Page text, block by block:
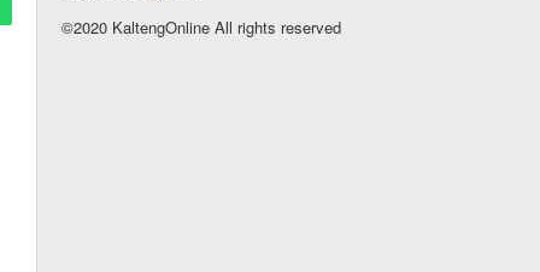
©2020 KaltengOnline All rights reserved